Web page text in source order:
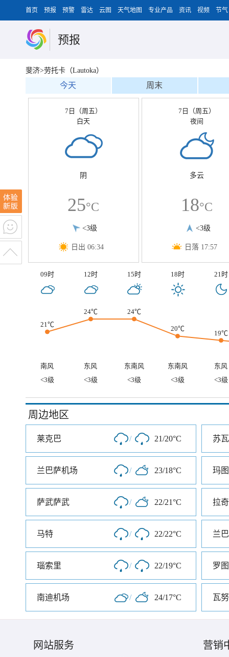
首页 预报 预警 雷达 云图 天气地图 专业产品 资讯 视频 节气
预报
斐济>劳托卡（Lautoka）
今天 周末
7日（周五）
白天
阴
25°C
<3级
日出 06:34
7日（周五）
夜间
多云
18°C
<3级
日落 17:57
09时 12时 15时 18时 21时
21℃
24℃ 24℃
20℃
19℃
南风 东风 东南风 东南风
东风
<3级
<3级 <3级 <3级 <3级
周边地区
莱克巴 / 21/20°C 苏瓦
兰巴萨机场 / 23/18°C 玛
萨武萨武 / 22/21°C 拉
马特 / 22/22°C 兰
瑙索里 / 22/19°C 罗
南迪机场 / 24/17°C 瓦
网站服务 营销